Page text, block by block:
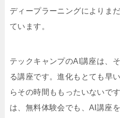
ディープラーニングによりま
ています。
テックキャンプのAI講座は、
る講座です。進化もとても早
らその時間ももったいないで
は、無料体験会でも、AI講座